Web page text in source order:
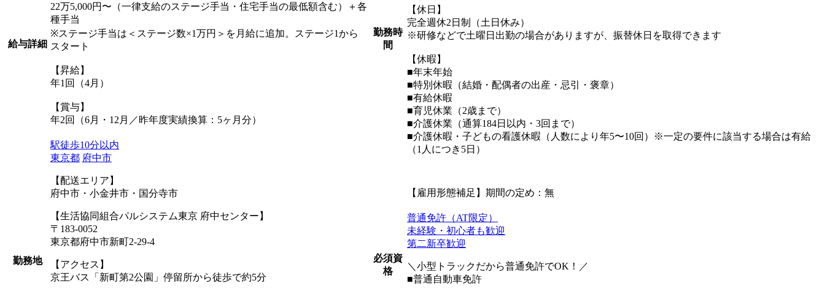
給与詳細
22万5,000円〜（一律支給のステージ手当・住宅手当の最低額含む）＋各
種手当
※ステージ手当は＜ステージ数×1万円＞を月給に追加。ステージ1から
スタート
【昇給】
年1回（4月）
【賞与】
年2回（6月・12月／昨年度実績換算：5ヶ月分）
勤務地
駅徒歩10分以内
東京都 府中市
【配送エリア】
府中市・小金井市・国分寺市
【生活協同組合パルシステム東京 府中センター】
〒183-0052
東京都府中市新町2-29-4
【アクセス】
京王バス「新町第2公園」停留所から徒歩で約5分
勤務時
間
【休日】
完全週休2日制（土日休み）
※研修などで土曜日出勤の場合がありますが、振替休日を取得できます
【休暇】
■年末年始
■特別休暇（結婚・配偶者の出産・忌引・褒章）
■有給休暇
■育児休業（2歳まで）
■介護休業（通算184日以内・3回まで）
■介護休暇・子どもの看護休暇（人数により年5〜10回）※一定の要件に該当する場合は有給
（1人につき5日）
【雇用形態補足】期間の定め：無
必須資
格
普通免許（AT限定）
未経験・初心者も歓迎
第二新卒歓迎
＼小型トラックだから普通免許でOK！／
■普通自動車免許